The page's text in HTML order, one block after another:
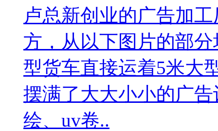
卢总新创业的广告加
方，从以下图片的部
型货车直接运着5米大
摆满了大大小小的广
绘、uv卷..